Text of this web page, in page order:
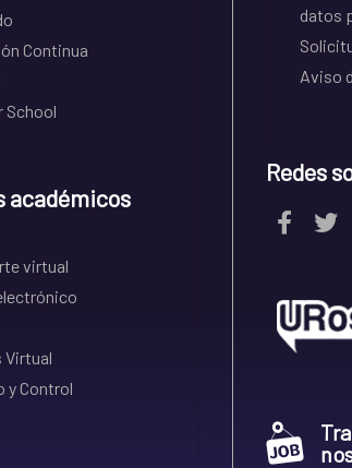
Continua
School
académicos
virtual
Virtual
y Control
datos
Aviso
Redes